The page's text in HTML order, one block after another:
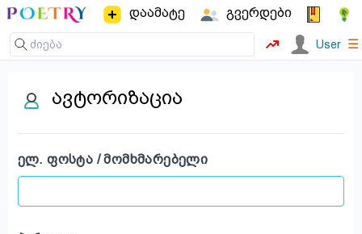
დაამატე გვერდები
User ☰
ავტორიზაცია
ᲔᲚ. ᲤᲝᲡᲢᲐ / ᲛᲝᲛᲮᲛᲐᲠᲔᲑᲔᲚᲘ